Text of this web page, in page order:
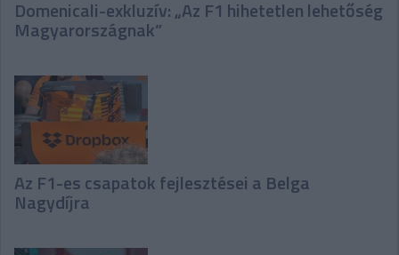
Domenicali-exkluzív: „Az F1 hihetetlen lehetőség
Magyarországnak”
Az F1-es csapatok fejlesztései a Belga
Nagydíjra